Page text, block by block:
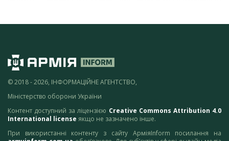
© 2018 - 2026, ІНФОРМАЦІЙНЕ АГЕНТСТВО,
Міністерство оборони України
Контент доступний за ліцензією Creative Commons Attribution 4.0
International license якщо не зазначено інше.
При використанні контенту з сайту АрміяInform посилання на